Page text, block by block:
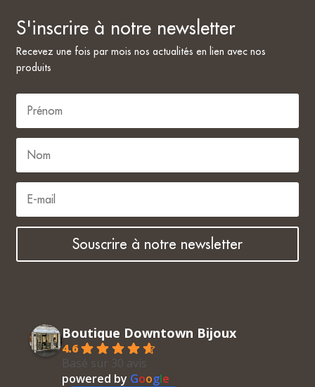
S'inscrire à notre newsletter
Recevez une fois par mois nos actualités en lien avec nos
produits
Souscrire à notre newsletter
Boutique Downtown Bijoux
4.6
Basé sur 30 avis
powered by Google